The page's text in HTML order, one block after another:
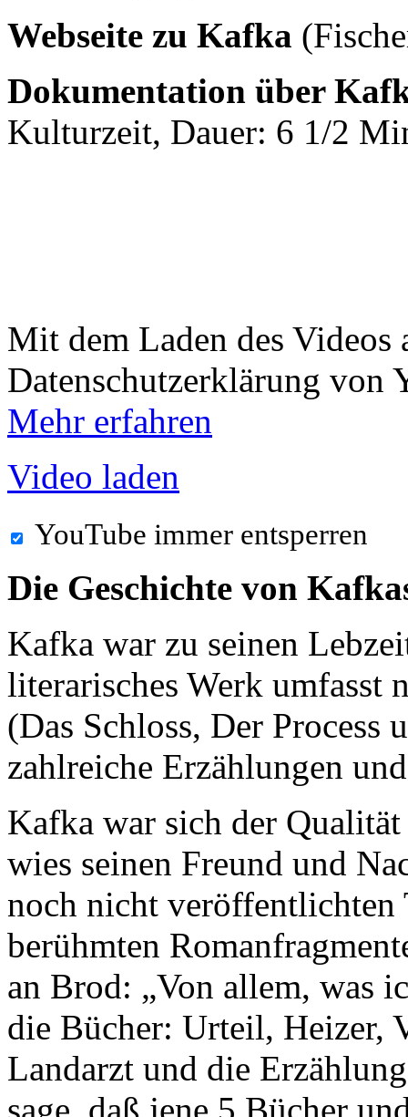
Webseite zu Kafka
Dokumentation über
Kulturzeit, Dauer: 6 1/2
Mit dem Laden des Videos
Datenschutzerklärung von
Mehr erfahren
Video laden
YouTube immer entsperren
Die Geschichte von
Kafka war zu seinen
literarisches Werk umfasst
(Das Schloss, Der Process
zahlreiche Erzählungen
Kafka war sich der
wies seinen Freund und
noch nicht veröffentlichten
berühmten
an Brod: „Von allem, was
die Bücher: Urteil, Heizer,
Landarzt und die
sage, daß jene 5 Bücher